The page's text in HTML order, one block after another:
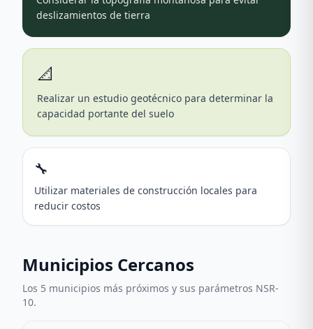
deslizamientos de tierra
📐
Realizar un estudio geotécnico para determinar la
capacidad portante del suelo
🔧
Utilizar materiales de construcción locales para
reducir costos
Municipios Cercanos
Los 5 municipios más próximos y sus parámetros NSR-
10.